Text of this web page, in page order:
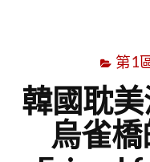
第1
韓國耽
烏雀